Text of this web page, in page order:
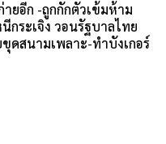
ยอีก -ถูกกักตัวเข้มห้าม
ระเจิง วอนรัฐบาลไทย
ดสนามเพลาะ-ทำบังเกอร์